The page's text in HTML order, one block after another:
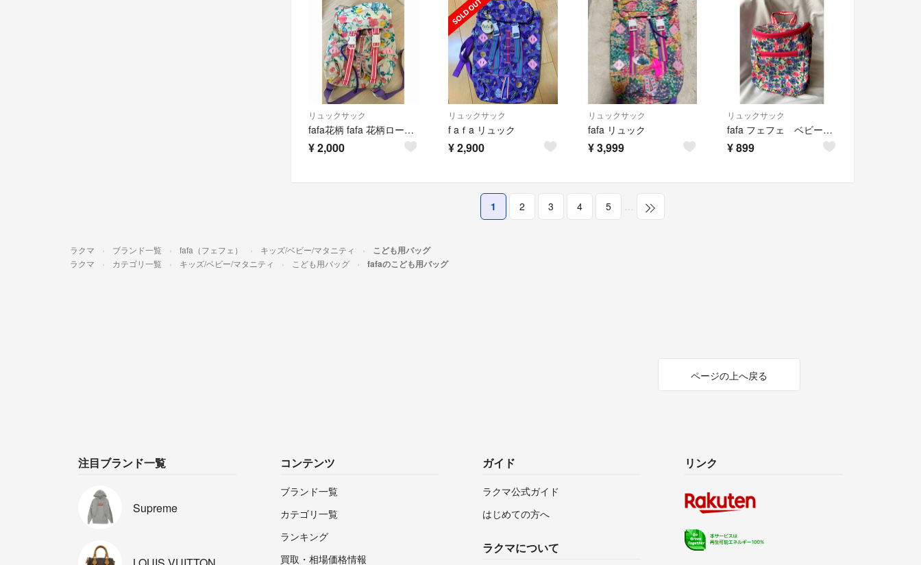
リュックサック
fafa花柄 fafa 花柄ロールトップリュック子供用リュック
¥2,000
リュックサック
f aｆa リュック
¥2,900
リュックサック
fafa リュック
¥3,999
リュックサック
fafa フェフェ ベビーリュック リュックサック ピンク 花柄
¥899
1 2 3 4 5 …
ラクマ ブランド一覧 fafa（フェフェ） キッズ/ベビー/マタニティ こども用バッグ
ラクマ カテゴリ一覧 キッズ/ベビー/マタニティ こども用バッグ fafaのこども用バッグ
ページの上へ戻る
注目ブランド一覧
Supreme
コンテンツ
ブランド一覧
カテゴリ一覧
ランキング
買取・相場価格情報
ガイド
ラクマ公式ガイド
はじめての方へ
ラクマについて
リンク